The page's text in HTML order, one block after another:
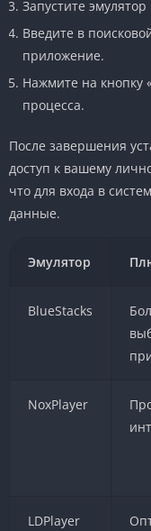
Запустите
Введите в
приложение.
Нажмите на кнопку
процесса.
После завершения
доступ к вашему
что для входа в
данные.
Эмулятор
BlueStacks
NoxPlayer
LDPlayer